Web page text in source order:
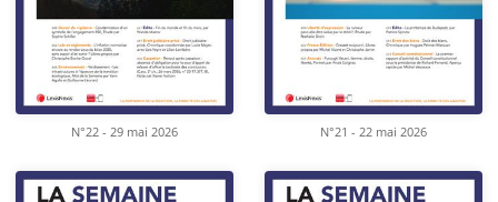
N°22 - 29 mai 2026 N°21 - 22 mai 2026